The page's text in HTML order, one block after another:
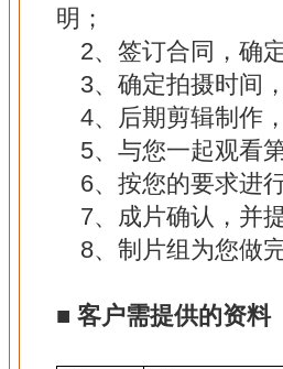
明；
2、签订合同，确
3、确定拍摄时间
4、后期剪辑制作
5、与您一起观看
6、按您的要求进
7、成片确认，并
8、制片组为您做
■ 客户需提供的资料